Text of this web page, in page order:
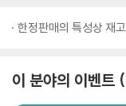
한정판매의 특성상 재
이 분야의 이벤트